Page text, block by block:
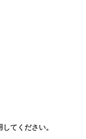
てください。